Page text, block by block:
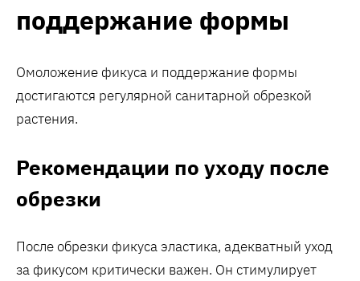
поддержание формы
Омоложение фикуса и поддержание формы
достигаются регулярной санитарной обрезкой
растения.
Рекомендации по уходу после
обрезки
После обрезки фикуса эластика, адекватный уход
за фикусом критически важен. Он стимулирует